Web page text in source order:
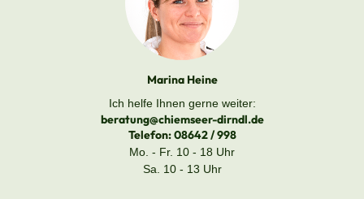
Marina Heine
Ich helfe Ihnen gerne weiter:
beratung@chiemseer-dirndl.de
Telefon:08642 / 998
Mo. - Fr. 10 - 18 Uhr
Sa. 10 - 13 Uhr